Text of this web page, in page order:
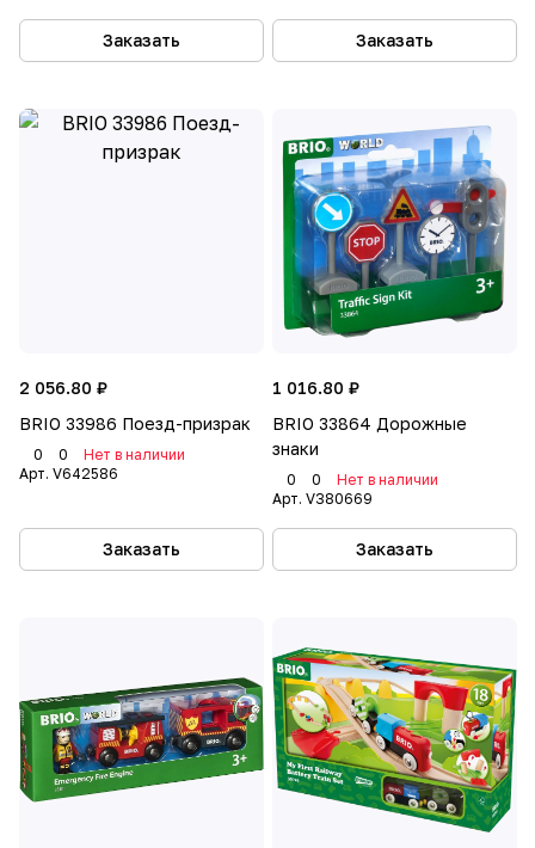
Заказать Заказать
2 056.80 ₽
BRIO 33986 Поезд-призрак
0 0
Нет в наличии
Арт. V642586
Заказать
1 016.80 ₽
BRIO 33864 Дорожные
знаки
0 0
Нет в наличии
Арт. V380669
Заказать